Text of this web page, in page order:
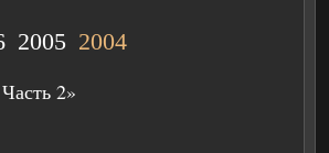
2005 2004
2»